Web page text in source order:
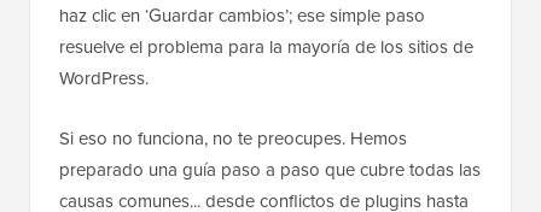
haz clic en ‘Guardar cambios’; ese simple paso
resuelve el problema para la mayoría de los sitios de
WordPress.
Si eso no funciona, no te preocupes. Hemos
preparado una guía paso a paso que cubre todas las
causas comunes... desde conflictos de plugins hasta